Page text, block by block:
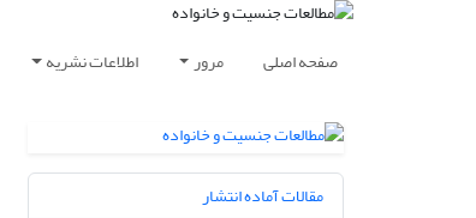
صفحه اصلی مرور اطلاعات نشریه
مقالات آماده انتشار